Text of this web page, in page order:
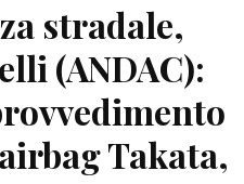
stradale,
(ANDAC):
Takata,